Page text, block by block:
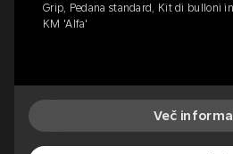
Grip, Pedana standard, Kit di bulloni
KM 'Alfa'
Več